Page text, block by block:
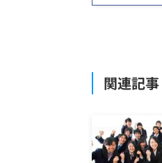
関連記事